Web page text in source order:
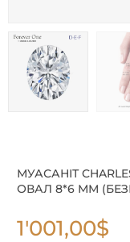
МУАСАНІТ
ОВАЛ 8*6 ММ
1'001,00$